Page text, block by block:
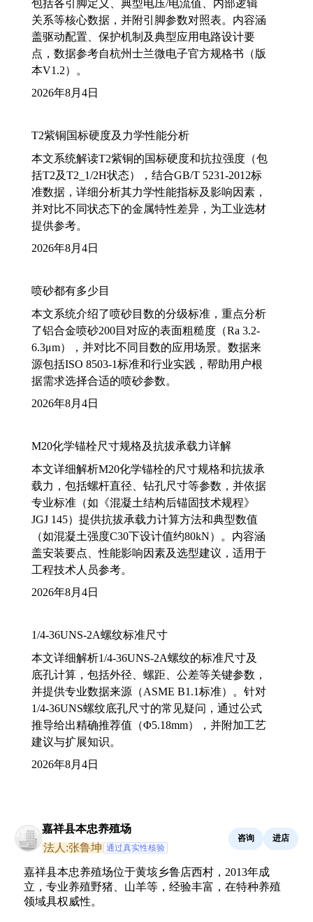
包括各引脚定义、典型电压/电流值、内部逻辑
关系等核心数据，并附引脚参数对照表。内容涵
盖驱动配置、保护机制及典型应用电路设计要
点，数据参考自杭州士兰微电子官方规格书（版
本V1.2）。
2026年8月4日
T2紫铜国标硬度及力学性能分析
本文系统解读T2紫铜的国标硬度和抗拉强度（包
括T2及T2_1/2H状态），结合GB/T 5231-2012标
准数据，详细分析其力学性能指标及影响因素，
并对比不同状态下的金属特性差异，为工业选材
提供参考。
2026年8月4日
喷砂都有多少目
本文系统介绍了喷砂目数的分级标准，重点分析
了铝合金喷砂200目对应的表面粗糙度（Ra 3.2-
6.3μm），并对比不同目数的应用场景。数据来
源包括ISO 8503-1标准和行业实践，帮助用户根
据需求选择合适的喷砂参数。
2026年8月4日
M20化学锚栓尺寸规格及抗拔承载力详解
本文详细解析M20化学锚栓的尺寸规格和抗拔承
载力，包括螺杆直径、钻孔尺寸等参数，并依据
专业标准（如《混凝土结构后锚固技术规程》
JGJ 145）提供抗拔承载力计算方法和典型数值
（如混凝土强度C30下设计值约80kN）。内容涵
盖安装要点、性能影响因素及选型建议，适用于
工程技术人员参考。
2026年8月4日
1/4-36UNS-2A螺纹标准尺寸
本文详细解析1/4-36UNS-2A螺纹的标准尺寸及
底孔计算，包括外径、螺距、公差等关键参数，
并提供专业数据来源（ASME B1.1标准）。针对
1/4-36UNS螺纹底孔尺寸的常见疑问，通过公式
推导给出精确推荐值（Φ5.18mm），并附加工艺
建议与扩展知识。
2026年8月4日
嘉祥县本忠养殖场
法人:张鲁坤 通过真实性核验
咨询 进店
嘉祥县本忠养殖场位于黄垓乡鲁店西村，2013年成
立，专业养殖野猪、山羊等，经验丰富，在特种养殖
领域具权威性。